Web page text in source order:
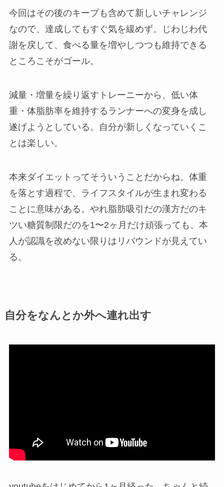
今回はその後のキープも含めて新しいチャレンジ
なので、達成してもすぐ気を緩めず。じわじわ代
謝を戻して、食べる量を増やしつつも維持できる
ところこそがゴール。
減量・増量を繰り返すトレーニーから、低い体
重・体脂肪率を維持するランナーへの変身を成し
遂げようとしている。自分が新しくなっていくこ
とは楽しい。
本来ダイエットってそういうことだからね。体重
を落とす過程で、ライフスタイルが生まれ変わる
ことに意味がある。やれ脂肪吸引だの漢方だのキ
ツい糖質制限だのを1〜2ヶ月だけ頑張っても、本
人が認識を改めない限りはリバウンドが見えてい
る。
自分をなんとか外へ連れ出す